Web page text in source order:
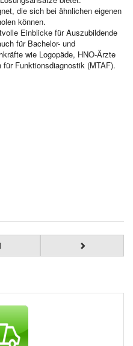
die sich bei ähnlichen eigenen
können.
Einblicke für Auszubildende
für Bachelor- und
wie Logopäde, HNO-Ärzte
Funktionsdiagnostik (MTAF).